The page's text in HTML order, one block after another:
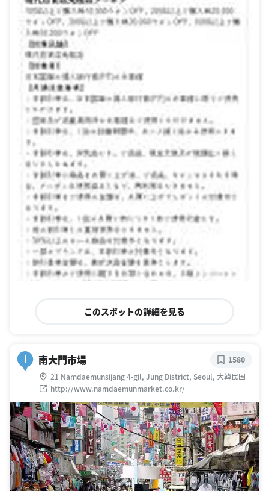
このスポットの詳細を見る
I 南大門市場
21 Namdaemunsijang 4-gil, Jung District, Seoul, 大韓民国
http://www.namdaemunmarket.co.kr/
1580